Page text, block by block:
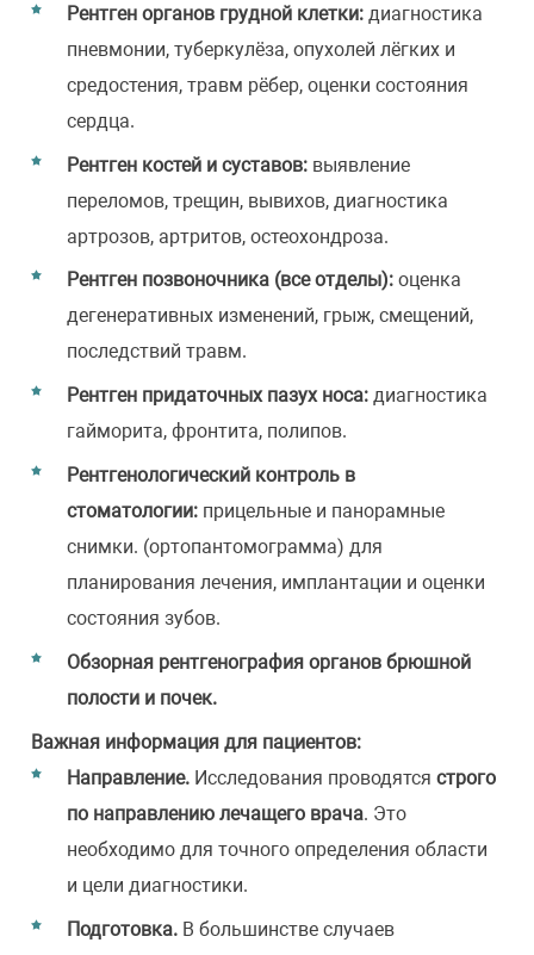
Рентген органов грудной клетки: диагностика
пневмонии, туберкулёза, опухолей лёгких и
средостения, травм рёбер, оценки состояния
сердца.
Рентген костей и суставов: выявление
переломов, трещин, вывихов, диагностика
артрозов, артритов, остеохондроза.
Рентген позвоночника (все отделы):оценка
дегенеративных изменений, грыж, смещений,
последствий травм.
Рентген придаточных пазух носа:диагностика
гайморита, фронтита, полипов.
Рентгенологический контроль в
стоматологии: прицельные и панорамные
снимки. (ортопантомограмма) для
планирования лечения, имплантации и оценки
состояния зубов.
Обзорная рентгенография органов брюшной
полости и почек.
Важная информация для пациентов:
Направление. Исследования проводятсястрого
по направлению лечащего врача. Это
необходимо для точного определения области
и цели диагностики.
Подготовка. В большинстве случаев